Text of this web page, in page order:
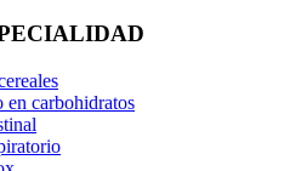
en carbohidratos